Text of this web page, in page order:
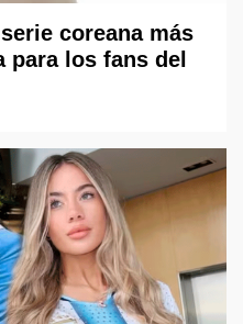
coreana más
para los fans del